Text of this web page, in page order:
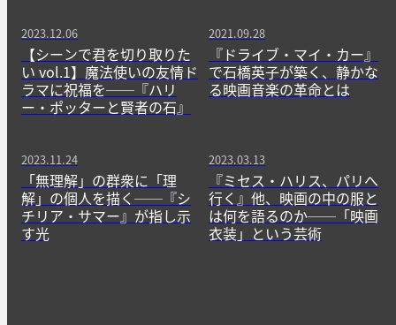
2023.12.06
【シーンで君を切り取りた
い vol.1】魔法使いの友情ド
ラマに祝福を──『ハリ
ー・ポッターと賢者の石』
2021.09.28
『ドライブ・マイ・カー』
で石橋英子が築く、静かな
る映画音楽の革命とは
2023.11.24
「無理解」の群衆に「理
解」の個人を描く──『シ
チリア・サマー』が指し示
す光
2023.03.13
『ミセス・ハリス、パリへ
行く』他、映画の中の服と
は何を語るのか──「映画
衣装」という芸術